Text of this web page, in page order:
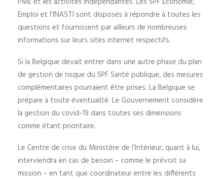
Emploi et l’INASTI sont disposés à répondre à toutes les
questions et fournissent par ailleurs de nombreuses
informations sur leurs sites internet respectifs.
Si la Belgique devait entrer dans une autre phase du plan
de gestion de risque du SPF Santé publique, des mesures
complémentaires pourraient être prises. La Belgique se
prépare à toute éventualité. Le Gouvernement considère
la gestion du covid-19 dans toutes ses dimensions
comme étant prioritaire.
Le Centre de crise du Ministère de l’Intérieur, quant à lui,
interviendra en cas de besoin – comme le prévoit sa
mission – en tant que coordinateur entre les différents